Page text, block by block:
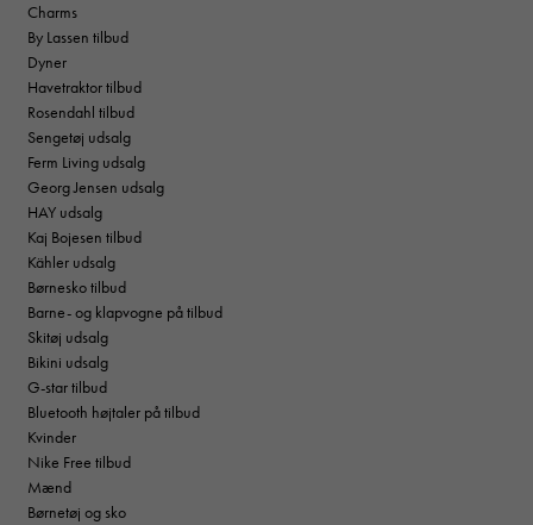
Charms
By Lassen tilbud
Dyner
Havetraktor tilbud
Rosendahl tilbud
Sengetøj udsalg
Ferm Living udsalg
Georg Jensen udsalg
HAY udsalg
Kaj Bojesen tilbud
Kähler udsalg
Børnesko tilbud
Barne- og klapvogne på tilbud
Skitøj udsalg
Bikini udsalg
G-star tilbud
Bluetooth højtaler på tilbud
Kvinder
Nike Free tilbud
Mænd
Børnetøj og sko